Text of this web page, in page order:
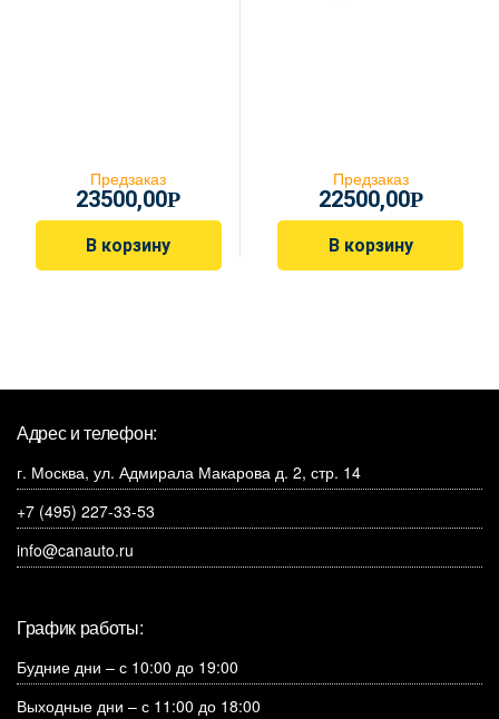
Предзаказ
23500,00Р
В корзину
Предзаказ
22500,00Р
В корзину
Адрес и телефон:
г. Москва, ул. Адмирала Макарова д. 2, стр. 14
+7 (495) 227-33-53
info@canauto.ru
График работы:
Будние дни – с 10:00 до 19:00
Выходные дни – с 11:00 до 18:00